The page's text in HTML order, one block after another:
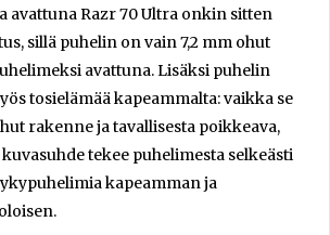
avattuna Razr 70 Ultra onkin sitten
sillä puhelin on vain 7,2 mm ohut
avattuna. Lisäksi puhelin
tosielämää kapeammalta: vaikka se
rakenne ja tavallisesta poikkeava,
tekee puhelimesta selkeästi
kapeamman ja